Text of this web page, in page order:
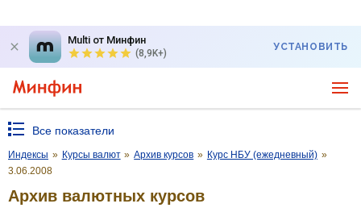
Multi от Минфин
(8,9K+)
УСТАНОВИТЬ
Все показатели
Индексы » Курсы валют » Архив курсов » Курс НБУ (ежедневный) »
3.06.2008
Архив валютных курсов